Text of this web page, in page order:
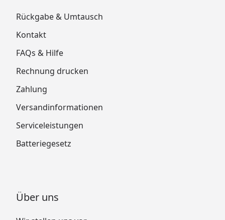
Rückgabe & Umtausch
Kontakt
FAQs & Hilfe
Rechnung drucken
Zahlung
Versandinformationen
Serviceleistungen
Batteriegesetz
Über uns